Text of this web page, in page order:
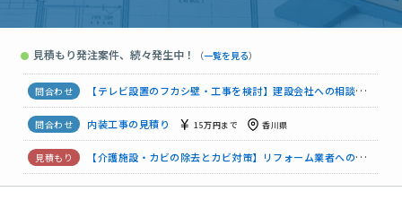
● 見積もり発注案件、続々発生中！ （一覧を見る）
リフォーム業者への見積り 30万円まで 香川県
【物置】移動・設置工事の見積り
【テレビ設置のフカシ壁・工事を検討】建設会社への相談・問合せ
内装工事の見積り 15万円まで 香川県
【介護施設・カビの除去とカビ対策】リフォーム業者への見積り
【一戸建て・廊下の床、トイレの床を張り替えなど】内装工事の見積り